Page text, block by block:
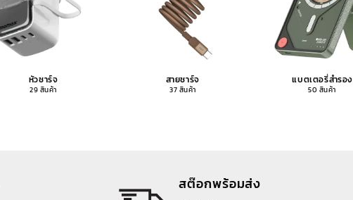
หัวชาร์จ
29 สินค้า
สายชาร์จ
37 สินค้า
แบตเตอรี่สำรอง
50 สินค้า
สต๊อกพร้อมส่ง